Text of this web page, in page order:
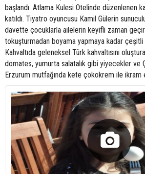
başlandı. Atlama Kulesi Otelinde düzenlenen
katıldı. Tiyatro oyuncusu Kamil Gülerin
davette çocuklarla ailelerin keyifli zaman
tokuşturmadan boyama yapmaya kadar çeşitli
Kahvaltıda geleneksel Türk kahvaltısını
domates, yumurta salatalık gibi yiyecekler ve
Erzurum mutfağında kete çokokrem ile ikram